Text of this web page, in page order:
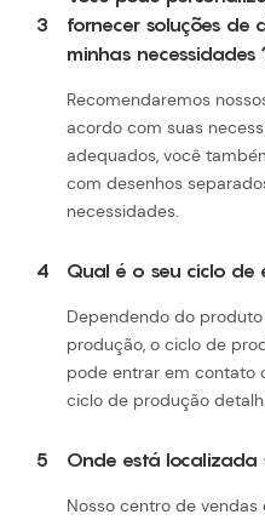
3
fornecer soluções de
minhas necessidades
Recomendaremos
acordo com suas
adequados, você
com desenhos
necessidades.
4 Qual é o seu ciclo de
Dependendo do
produção, o ciclo de
pode entrar em contato
ciclo de produção
5 Onde está localizada
Nosso centro de vendas